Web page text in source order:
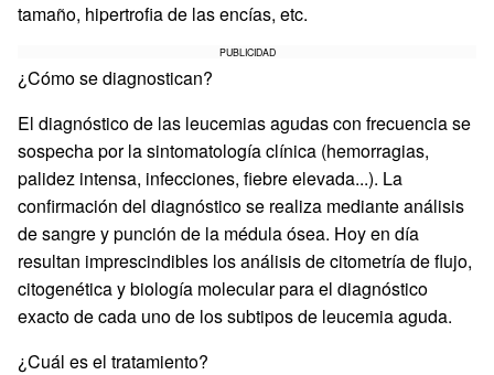
tamaño, hipertrofia de las encías, etc.
PUBLICIDAD
¿Cómo se diagnostican?
El diagnóstico de las leucemias agudas con frecuencia se
sospecha por la sintomatología clínica (hemorragias,
palidez intensa, infecciones, fiebre elevada...). La
confirmación del diagnóstico se realiza mediante análisis
de sangre y punción de la médula ósea. Hoy en día
resultan imprescindibles los análisis de citometría de flujo,
citogenética y biología molecular para el diagnóstico
exacto de cada uno de los subtipos de leucemia aguda.
¿Cuál es el tratamiento?